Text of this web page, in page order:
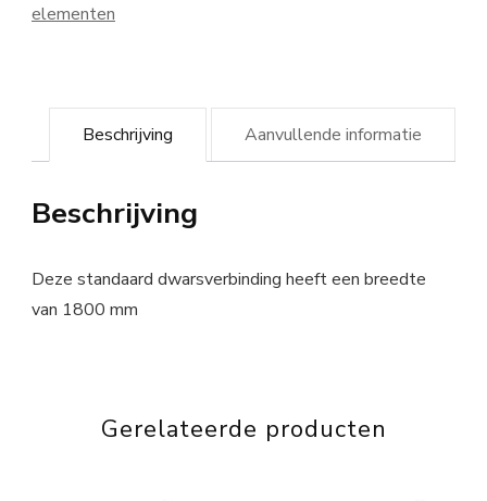
elementen
Beschrijving Aanvullende informatie
Beschrijving
Deze standaard dwarsverbinding heeft een breedte
van 1800 mm
Gerelateerde producten